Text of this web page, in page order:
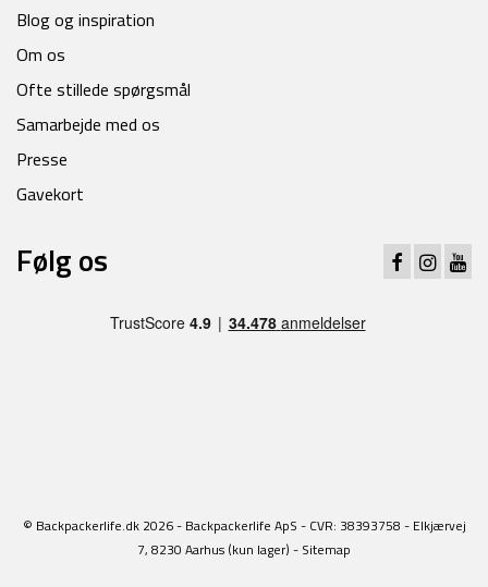
Blog og inspiration
Om os
Ofte stillede spørgsmål
Samarbejde med os
Presse
Gavekort
Følg os
© Backpackerlife.dk 2026 - Backpackerlife ApS - CVR: 38393758 - Elkjærvej
7, 8230 Aarhus (kun lager) - Sitemap